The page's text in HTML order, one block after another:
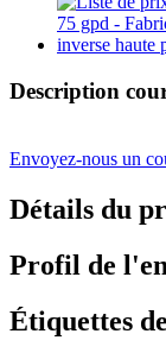
Description
Envoyez-nous un
Détails du
Profil de
Étiquettes